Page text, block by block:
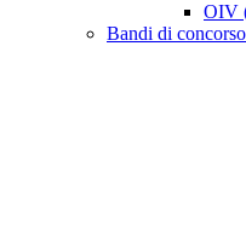
OIV
Bandi di concorso